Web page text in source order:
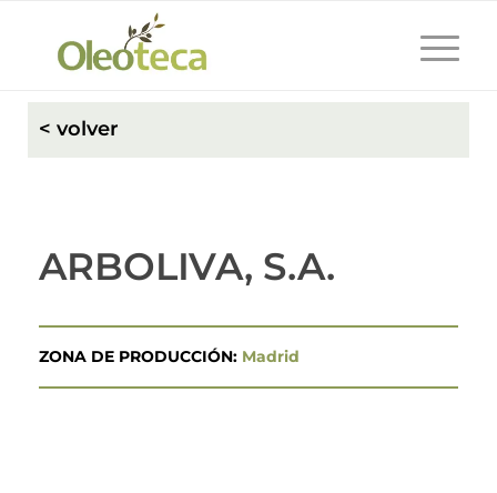
< volver
ARBOLIVA, S.A.
ZONA DE PRODUCCIÓN: Madrid